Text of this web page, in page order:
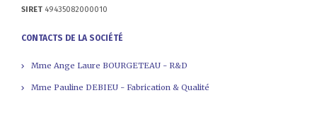
SIRET 49435082000010
CONTACTS DE LA SOCIÉTÉ
Mme Ange Laure BOURGETEAU - R&D
Mme Pauline DEBIEU - Fabrication & Qualité